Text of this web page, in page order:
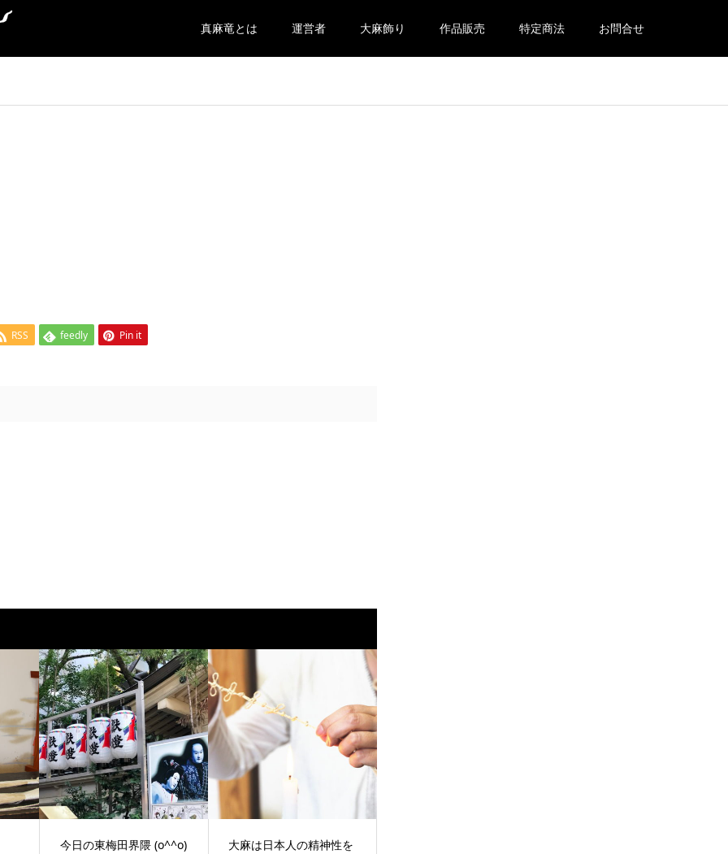
真麻竜とは 運営者 大麻飾り 作品販売 特定商法 お問合せ
RSS feedly Pin it
今日の東梅田界隈 (o^^o)
大麻は日本人の精神性を